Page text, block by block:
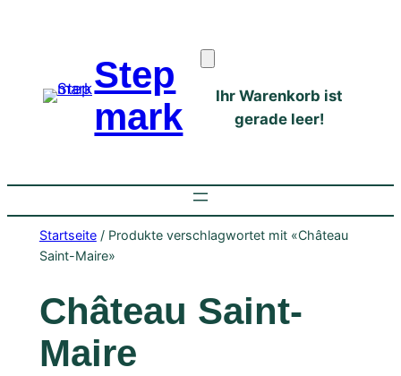
Step
mark
Ihr Warenkorb ist
gerade leer!
Startseite/ Produkte verschlagwortet mit «Château
Saint-Maire»
Château Saint-
Maire